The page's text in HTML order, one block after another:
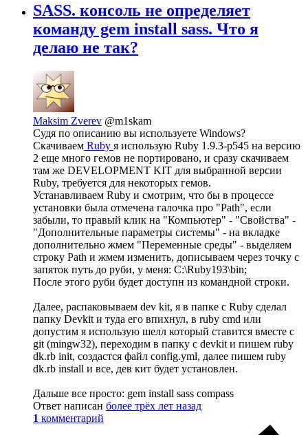
SASS. консоль не определяет
команду gem install sass. Что я
делаю не так?
Maksim Zverev @m1skam
Судя по описанию вы используете Windows?
Скачиваем Ruby я использую Ruby 1.9.3-p545 на версию
2 еще много гемов не портировано, и сразу скачиваем
там же DEVELOPMENT KIT для выбранной версии
Ruby, требуется для некоторых гемов.
Устанавливаем Ruby и смотрим, что бы в процессе
установки была отмечена галочка про "Path", если
забыли, то правый клик на "Компьютер" - "Свойства" -
"Дополнительные параметры системы" - на вкладке
дополнительно жмем "Переменные среды" - выделяем
строку Path и жмем изменить, дописываем через точку с
запяток путь до руби, у меня: C:\Ruby193\bin;
После этого руби будет доступн из командной строки.
Далее, распаковываем dev kit, я в папке с Ruby сделал
папку Devkit и туда его впихнул, в ruby cmd или
допустим я использую шелл который ставится вместе с
git (mingw32), переходим в папку с devkit и пишем ruby
dk.rb init, создастся файл config.yml, далее пишем ruby
dk.rb install и все, дев кит будет установлен.
Дальше все просто: gem install sass compass
Ответ написан более трёх лет назад
1 комментарий